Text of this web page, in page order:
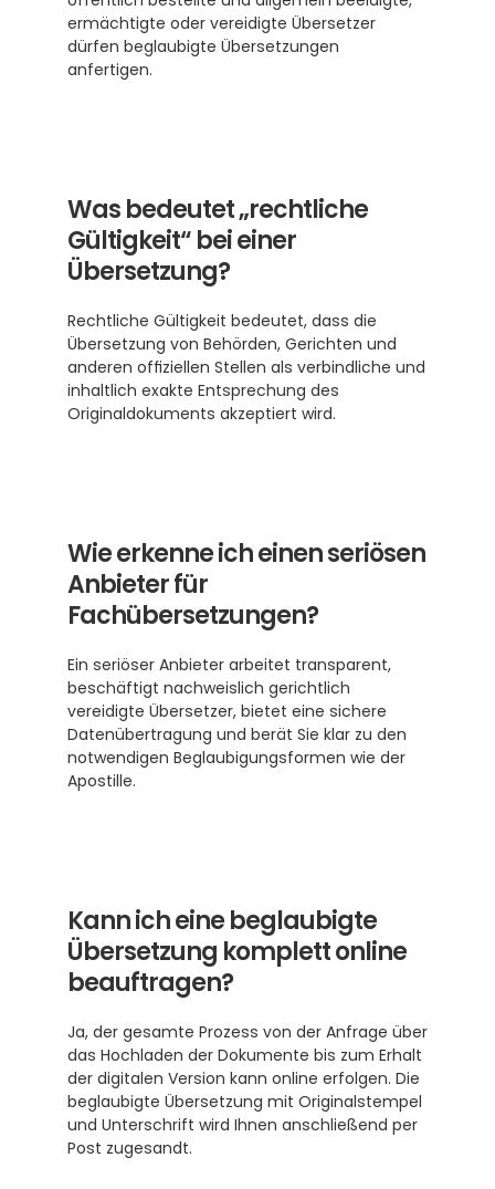
ermächtigte oder vereidigte Übersetzer
dürfen beglaubigte Übersetzungen
anfertigen.
Was bedeutet „rechtliche
Gültigkeit“ bei einer
Übersetzung?
Rechtliche Gültigkeit bedeutet, dass die
Übersetzung von Behörden, Gerichten und
anderen offiziellen Stellen als verbindliche und
inhaltlich exakte Entsprechung des
Originaldokuments akzeptiert wird.
Wie erkenne ich einen seriösen
Anbieter für
Fachübersetzungen?
Ein seriöser Anbieter arbeitet transparent,
beschäftigt nachweislich gerichtlich
vereidigte Übersetzer, bietet eine sichere
Datenübertragung und berät Sie klar zu den
notwendigen Beglaubigungsformen wie der
Apostille.
Kann ich eine beglaubigte
Übersetzung komplett online
beauftragen?
Ja, der gesamte Prozess von der Anfrage über
das Hochladen der Dokumente bis zum Erhalt
der digitalen Version kann online erfolgen. Die
beglaubigte Übersetzung mit Originalstempel
und Unterschrift wird Ihnen anschließend per
Post zugesandt.